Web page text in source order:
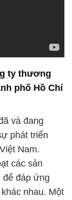
ty thương
phố Hồ Chí
và đang
phát triển
Nam.
các sản
để đáp ứng
nhau. Một